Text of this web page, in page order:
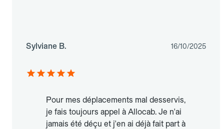
Sylviane B. 16/10/2025
Pour mes déplacements mal desservis,
je fais toujours appel à Allocab. Je n'ai
jamais été déçu et j'en ai déjà fait part à